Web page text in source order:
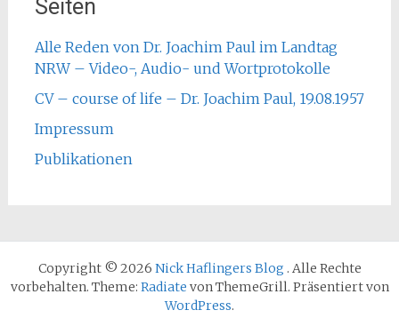
Seiten
Alle Reden von Dr. Joachim Paul im Landtag
NRW – Video-, Audio- und Wortprotokolle
CV – course of life – Dr. Joachim Paul, 19.08.1957
Impressum
Publikationen
Copyright © 2026 Nick Haflingers Blog . Alle Rechte
vorbehalten. Theme: Radiate von ThemeGrill. Präsentiert von
WordPress.